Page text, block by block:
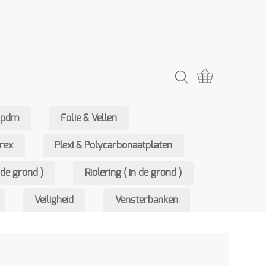
Folie & Vellen
Plexi & Polycarbonaatplaten
grond ) Riolering ( in de grond )
Veiligheid Vensterbanken